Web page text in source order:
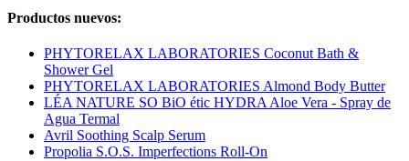
Productos nuevos:
PHYTORELAX LABORATORIES Coconut Bath &
Shower Gel
PHYTORELAX LABORATORIES Almond Body Butter
LÉA NATURE SO BiO étic HYDRA Aloe Vera - Spray de
Agua Termal
Avril Soothing Scalp Serum
Propolia S.O.S. Imperfections Roll-On